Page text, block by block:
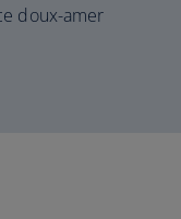
doux-amer